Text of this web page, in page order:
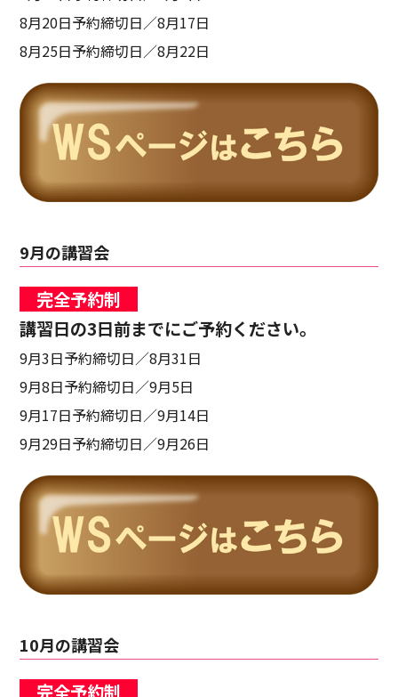
8月20日予約締切日／8月17日
8月25日予約締切日／8月22日
9月の講習会
完全予約制
講習日の3日前までにご予約ください。
9月3日予約締切日／8月31日
9月8日予約締切日／9月5日
9月17日予約締切日／9月14日
9月29日予約締切日／9月26日
10月の講習会
完全予約制